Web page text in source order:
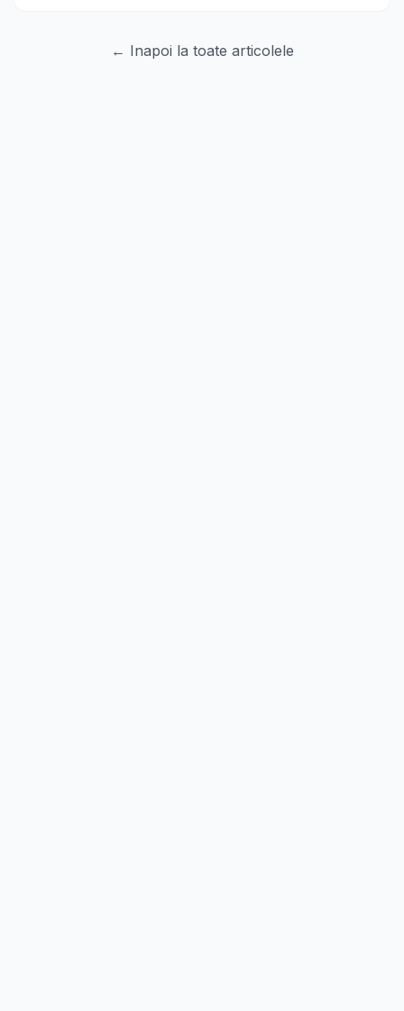
← Inapoi la toate articolele